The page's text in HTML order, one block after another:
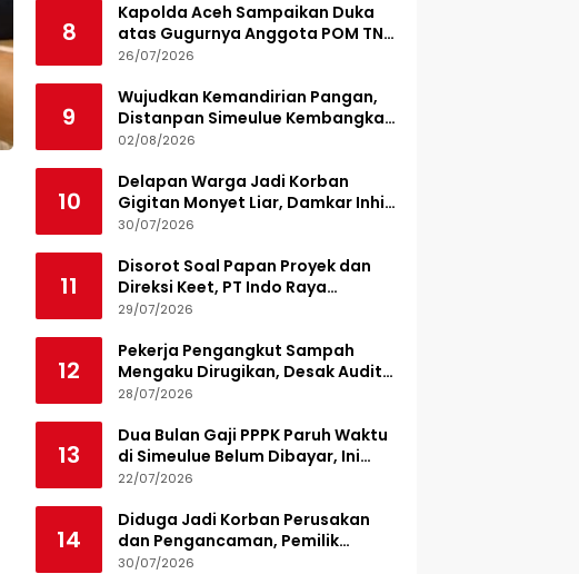
8
Kapolda Aceh Sampaikan Duka
atas Gugurnya Anggota POM TNI
Saat Bantu Kejar Bandar Narkoba
26/07/2026
9
Wujudkan Kemandirian Pangan,
Distanpan Simeulue Kembangkan
Demplot Hortikultura
02/08/2026
10
Delapan Warga Jadi Korban
Gigitan Monyet Liar, Damkar Inhil
Turunkan 15 Personel
30/07/2026
11
Disorot Soal Papan Proyek dan
Direksi Keet, PT Indo Raya
Kabenteng Berikan Penjelasan
29/07/2026
12
Pekerja Pengangkut Sampah
Mengaku Dirugikan, Desak Audit
Pengelolaan LPS di Pekanbaru
28/07/2026
13
Dua Bulan Gaji PPPK Paruh Waktu
di Simeulue Belum Dibayar, Ini
Penjelasan Sekda
22/07/2026
14
Diduga Jadi Korban Perusakan
dan Pengancaman, Pemilik
Armada Sampah Siapkan
30/07/2026